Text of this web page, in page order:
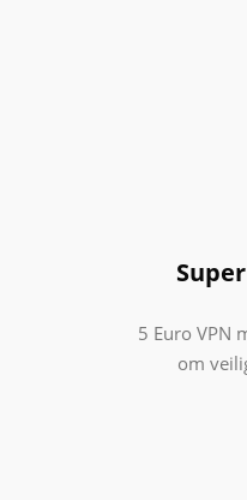
5 Euro VPN
om